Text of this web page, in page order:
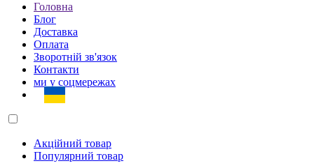
Головна
Блог
Доставка
Оплата
Зворотній зв'язок
Контакти
ми у соцмережах
Акційний товар
Популярний товар